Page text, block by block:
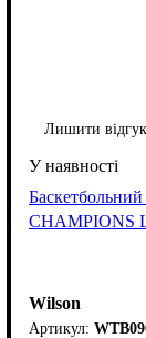
Лишити відгук
CHAMPIONS
Wilson